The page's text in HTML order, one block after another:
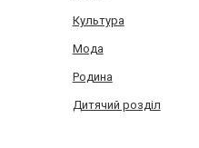
Культура
Мода
Родина
Дитячий розділ